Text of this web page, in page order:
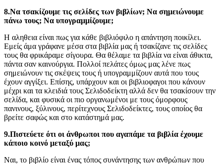
8.Να τσακίζουμε τις σελίδες των βιβλίων; Να σημειώνουμε
πάνω τους; Να υπογραμμίζουμε;
Η αληθεια είναι πως για κάθε βιβλιόφιλο η απάντηση ποικίλει.
Εμείς άμα γράφανε μέσα στα βιβλία μας ή τσακίζανε τις σελίδες
τους θα φρικάραμε σίγουρα. Θα θέλαμε τα βιβλία να είναι άθικτα,
πάντα σαν καινούργια. Πολλοί πελάτες όμως μας λένε πως
σημειώνουν τις σκέψεις τους ή υπογραμμίζουν αυτά που τους
έχουν αγγίξει. Επίσης, υπάρχουν και οι βιβλιοφαγοι που κάνουν
μέχρι και τα κλειδιά τους Σελιδοδείκτη αλλά δεν θα τσακίσουν την
σελίδα, και φυσικά οι πιο οργανωμένοι με τους όμορφους
πανινους, ξύλινους, περίτεχνους Σελιδοδείκτες, τους οποίος θα
βρείτε σαφώς και στο κατάστημά μας.
9.Πιστεύετε ότι οι άνθρωποι που αγαπάμε τα βιβλία έχουμε
κάποιο κοινό μεταξύ μας;
Ναι, το βιβλίο είναι ένας τόπος συνάντησης των ανθρώπων που